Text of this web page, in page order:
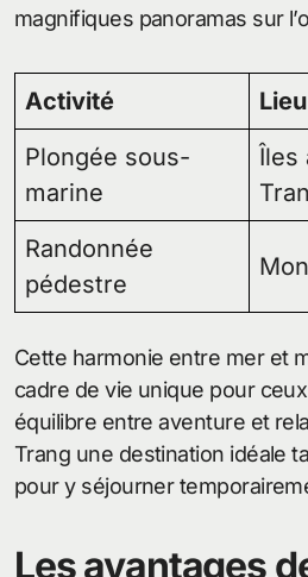
magnifiques panoramas sur
Activité
Lieu
Plongée sous-
marine
Îles
Randonnée
pédestre
Cette harmonie entre mer et
cadre de vie unique pour
équilibre entre aventure et
Trang une destination idéale
pour y séjourner
Les avantages